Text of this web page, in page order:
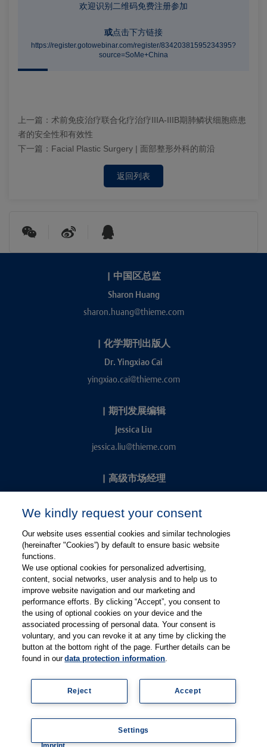
欢迎识别二维码免费注册参加
或点击下方链接
https://register.gotowebinar.com/register/83420381595234395?
source=SoMe+China
上一篇： 术前免疫治疗联合化疗治疗IIIA-IIIB期肺鳞状细胞癌患
者的安全性和有效性
下一篇： Facial Plastic Surgery | 面部整形外科的前沿
返回列表
| 中国区总监
Sharon Huang
sharon.huang@thieme.com
| 化学期刊出版人
Dr. Yingxiao Cai
yingxiao.cai@thieme.com
| 期刊发展编辑
Jessica Liu
jessica.liu@thieme.com
| 高级市场经理
kevin.chang@thieme.com
关注微博
关注微信
有关Thieme图书翻译及版权业务，请联系：rights@thieme.de
| Thieme-Connect |
© Copyright 2025, 德国蒂墨出版集团（Thieme Publishers）版权
京ICP备19004917号-1
隐私政策
| Imprint
We kindly request your consent
Our website uses essential cookies and similar technologies
(hereinafter "Cookies”) by default to ensure basic website
functions.
We use optional cookies for personalized advertising,
content, social networks, user analysis and to help us to
improve website navigation and our marketing and
performance efforts. By clicking “Accept”, you consent to
the using of optional cookies on your device and the
associated processing of personal data. Your consent is
voluntary, and you can revoke it at any time by clicking the
button at the bottom right of the page. Further details can be
found in ourdata protection information.
Accept
Reject
Settings